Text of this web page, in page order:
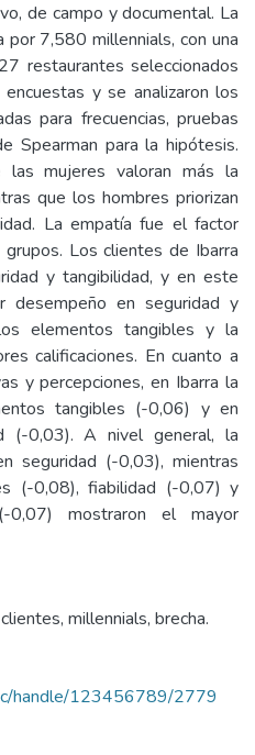
de campo y documental. La
7,580 millennials, con una
restaurantes seleccionados
y se analizaron los
para frecuencias, pruebas
Spearman para la hipótesis.
las mujeres valoran más la
que los hombres priorizan
La empatía fue el factor
Los clientes de Ibarra
y tangibilidad, y en este
desempeño en seguridad y
elementos tangibles y la
calificaciones. En cuanto a
y percepciones, en Ibarra la
tangibles (-0,06) y en
(-0,03). A nivel general, la
seguridad (-0,03), mientras
(-0,08), fiabilidad (-0,07) y
0,07) mostraron el mayor
millennials, brecha.
handle/123456789/2779